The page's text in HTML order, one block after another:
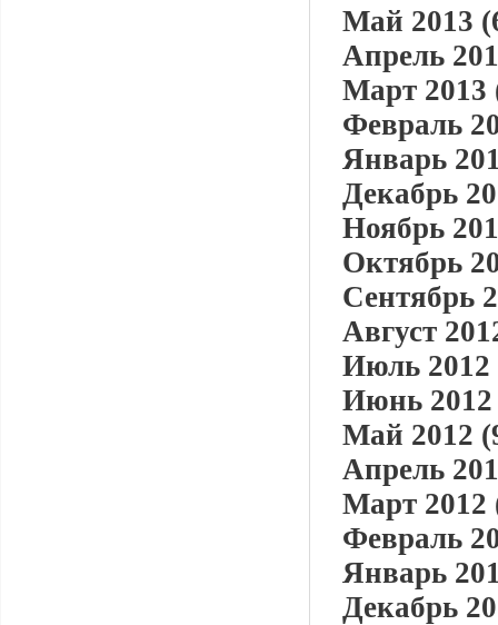
Май 2013
Апрель
Март 2013
Февраль
Январь
Декабрь
Ноябрь
Октябрь
Сентябрь
Август
Июль 2012
Июнь 2012
Май 2012
Апрель
Март 2012
Февраль
Январь
Декабрь